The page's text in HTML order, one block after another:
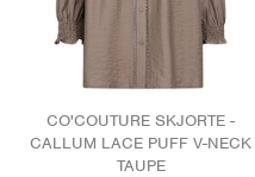
CO'COUTURE SKJORTE -
CALLUM LACE PUFF V-NECK
TAUPE